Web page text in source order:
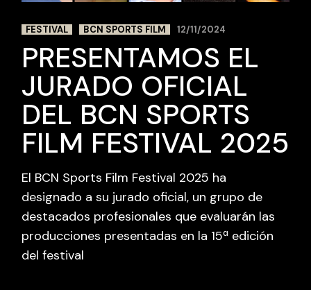
FESTIVAL BCN SPORTS FILM 12/11/2024
PRESENTAMOS EL
JURADO OFICIAL
DEL BCN SPORTS
FILM FESTIVAL 2025
El BCN Sports Film Festival 2025 ha
designado a su jurado oficial, un grupo de
destacados profesionales que evaluarán las
producciones presentadas en la 15ª edición
del festival